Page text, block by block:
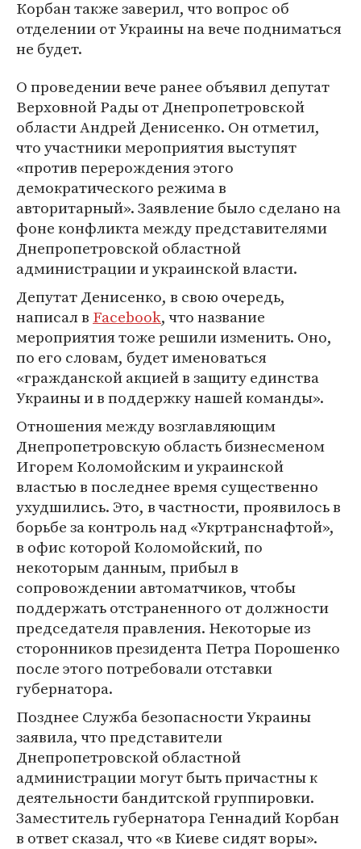
Корбан также заверил, что вопрос об
отделении от Украины на вече подниматься
не будет.
О проведении вече ранее объявил депутат
Верховной Рады от Днепропетровской
области Андрей Денисенко. Он отметил,
что участники мероприятия выступят
«против перерождения этого
демократического режима в
авторитарный». Заявление было сделано на
фоне конфликта между представителями
Днепропетровской областной
администрации и украинской власти.
Депутат Денисенко, в свою очередь,
написал в Facebook, что название
мероприятия тоже решили изменить. Оно,
по его словам, будет именоваться
«гражданской акцией в защиту единства
Украины и в поддержку нашей команды».
Отношения между возглавляющим
Днепропетровскую область бизнесменом
Игорем Коломойским и украинской
властью в последнее время существенно
ухудшились. Это, в частности, проявилось в
борьбе за контроль над «Укртранснафтой»,
в офис которой Коломойский, по
некоторым данным, прибыл в
сопровождении автоматчиков, чтобы
поддержать отстраненного от должности
председателя правления. Некоторые из
сторонников президента Петра Порошенко
после этого потребовали отставки
губернатора.
Позднее Служба безопасности Украины
заявила, что представители
Днепропетровской областной
администрации могут быть причастны к
деятельности бандитской группировки.
Заместитель губернатора Геннадий Корбан
в ответ сказал, что «в Киеве сидят воры».